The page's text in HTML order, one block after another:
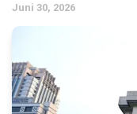
Juni 30, 2026